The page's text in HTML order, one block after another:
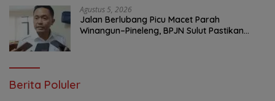
Agustus 5, 2026
Jalan Berlubang Picu Macet Parah
Winangun–Pineleng, BPJN Sulut Pastikan
Berita Poluler